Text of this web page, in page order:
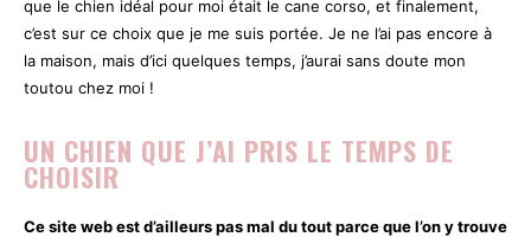
que le chien idéal pour moi était le cane corso, et finalement,
c’est sur ce choix que je me suis portée. Je ne l’ai pas encore à
la maison, mais d’ici quelques temps, j’aurai sans doute mon
toutou chez moi !
UN CHIEN QUE J’AI PRIS LE TEMPS DE
CHOISIR
Ce site web est d’ailleurs pas mal du tout parce que l’on y trouve